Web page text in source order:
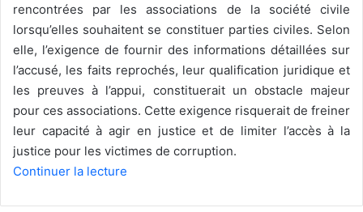
rencontrées par les associations de la société civile
lorsqu’elles souhaitent se constituer parties civiles. Selon
elle, l’exigence de fournir des informations détaillées sur
l’accusé, les faits reprochés, leur qualification juridique et
les preuves à l’appui, constituerait un obstacle majeur
pour ces associations. Cette exigence risquerait de freiner
leur capacité à agir en justice et de limiter l’accès à la
justice pour les victimes de corruption.
Continuer la lecture